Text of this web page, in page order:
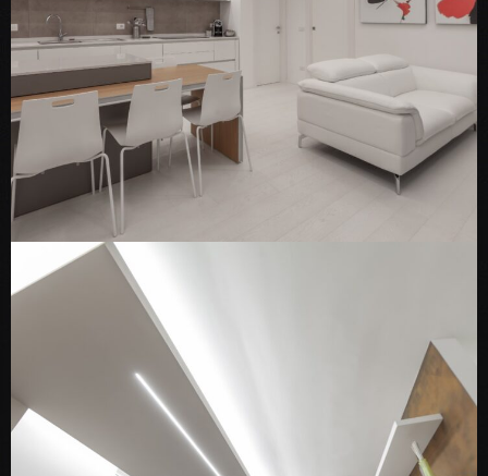
ARCHITECTURE INTERIOR
Attico nella città dei “Sassi”